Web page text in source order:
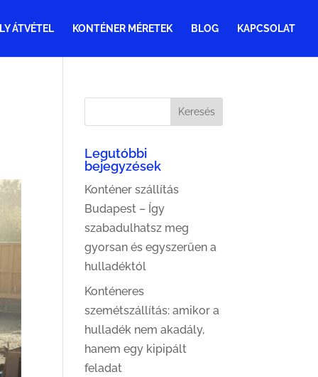
ÁTVÉTEL KONTÉNER MÉRETEK BLOG KAPCSOLAT
Legutóbbi
bejegyzések
Konténer szállítás
Budapest – Így
szabadulhatsz meg
gyorsan és egyszerűen a
hulladéktól
Konténeres
szemétszállítás: amikor a
hulladék nem akadály,
hanem egy kipipált
feladat